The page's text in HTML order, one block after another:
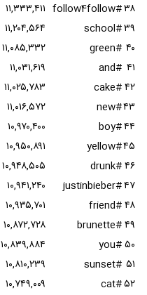
۳۸#follow4follow
۱۱,۳۳۳,۴۱۱
۳۹#school
۱۱,۲۰۴,۵۶۴
۴۰ #green
۱۱,۰۸۵,۳۳۲
۴۱ #and
۱۱,۰۳۱,۶۱۹
۴۲#cake
۱۱,۰۲۵,۷۸۳
۴۳#new
۱۱,۰۱۶,۵۷۲
۴۴#boy
۱۰,۹۷۰,۴۰۰
۴۵#yellow
۱۰,۹۵۰,۸۹۱
۴۶#drunk
۱۰,۹۴۸,۵۰۵
۴۷#justinbieber
۱۰,۹۴۱,۲۴۰
۴۸#friend
۱۰,۹۳۵,۷۰۱
۴۹#brunette
۱۰,۸۷۲,۷۲۸
۵۰#you
۱۰,۸۳۹,۸۸۴
۵۱ #sunset
۱۰,۸۱۰,۲۳۹
۵۲#cat
۱۰,۷۴۹,۰۰۹